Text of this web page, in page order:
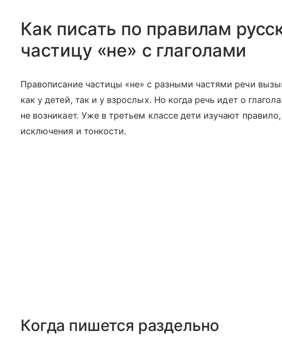
Как писать по правилам
частицу «не» с глаголами
Правописание частицы «не» с разными частями речи
как у детей, так и у взрослых. Но когда речь идет о
не возникает. Уже в третьем классе дети изучают
исключения и тонкости.
Когда пишется раздельно